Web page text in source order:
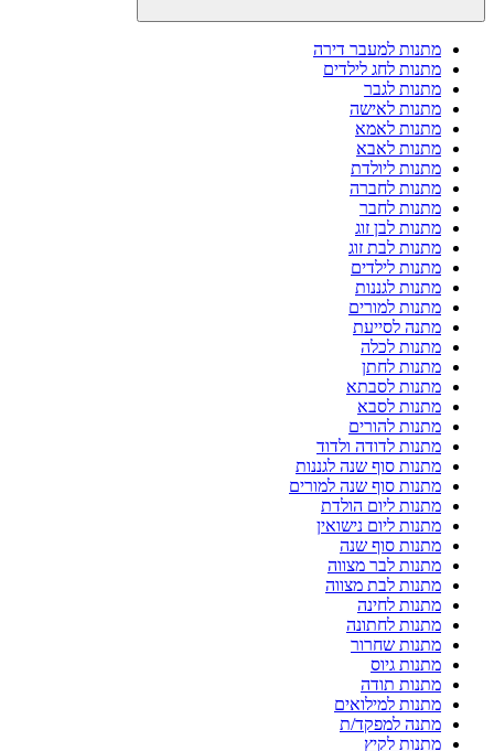
מתנות למעבר דירה
מתנות לחג לילדים
מתנות לגבר
מתנות לאישה
מתנות לאמא
מתנות לאבא
מתנות ליולדת
מתנות לחברה
מתנות לחבר
מתנות לבן זוג
מתנות לבת זוג
מתנות לילדים
מתנות לגננות
מתנות למורים
מתנה לסייעת
מתנות לכלה
מתנות לחתן
מתנות לסבתא
מתנות לסבא
מתנות להורים
מתנות לדודה ולדוד
מתנות סוף שנה לגננות
מתנות סוף שנה למורים
מתנות ליום הולדת
מתנות ליום נישואין
מתנות סוף שנה
מתנות לבר מצווה
מתנות לבת מצווה
מתנות לחינה
מתנות לחתונה
מתנות שחרור
מתנות גיוס
מתנות תודה
מתנות למילואים
מתנה למפקד/ת
מתנות לקיץ